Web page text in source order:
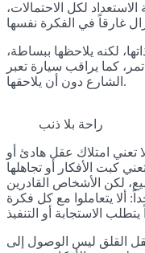
لكل الاحتمالات،
لكنه يلاحظها ببساطة،
كما يراقب سيارة تعبر
الشارع دون أن يلاحقها.
راحة بلا ذنب
تعني امتلاك عقل هادئ أو
لكن الأشخاص القادرين
ألا يتعاملوا مع كل فكرة
القلق ليس الوصول إلى